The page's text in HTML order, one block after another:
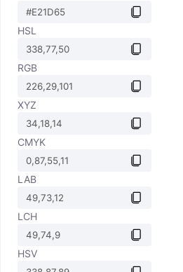
HSL
RGB
XYZ
CMYK
LAB
LCH
HSV